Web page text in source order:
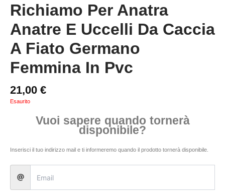
Richiamo Per Anatra
Anatre E Uccelli Da Caccia
A Fiato Germano
Femmina In Pvc
21,00 €
Esaurito
Vuoi sapere quando tornerà
disponibile?
Inserisci il tuo indirizzo mail e ti informeremo quando il prodotto tornerà disponibile.